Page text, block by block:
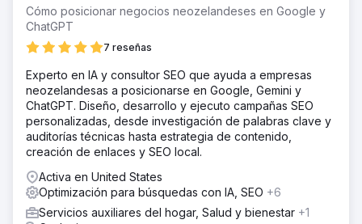
Cómo posicionar negocios neozelandeses en Google y
ChatGPT
7 reseñas
Experto en IA y consultor SEO que ayuda a empresas
neozelandesas a posicionarse en Google, Gemini y
ChatGPT. Diseño, desarrollo y ejecuto campañas SEO
personalizadas, desde investigación de palabras clave y
auditorías técnicas hasta estrategia de contenido,
creación de enlaces y SEO local.
Activa en United States
Optimización para búsquedas con IA, SEO +6
Servicios auxiliares del hogar, Salud y bienestar +1